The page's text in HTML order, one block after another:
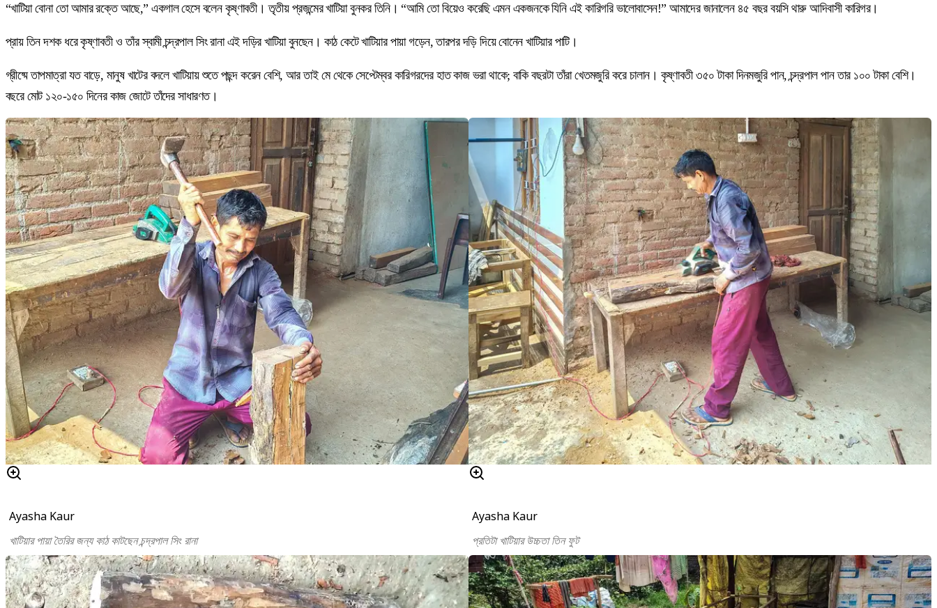
“খাটিয়া বোনা তো আমার রক্তে আছে,” একগাল হেসে বলেন কৃষ্ণাবতী। তৃতীয় প্রজন্মের খাটিয়া বুনকর তিনি। “আমি তো বিয়েও করেছি এমন একজনকে যিনি এই কারিগরি ভালোবাসেন!” আমাদের জানালেন ৪৫ বছর বয়সি থারু আদিবাসী কারিগর।
প্রায় তিন দশক ধরে কৃষ্ণাবতী ও তাঁর স্বামী চন্দ্রপাল সিং রানা এই দড়ির খাটিয়া বুনছেন। কাঠ কেটে খাটিয়ার পায়া গড়েন, তারপর দড়ি দিয়ে বোনেন খাটিয়ার পাটি।
গ্রীষ্মে তাপমাত্রা যত বাড়ে, মানুষ খাটের বদলে খাটিয়ায় শুতে পছন্দ করেন বেশি, আর তাই মে থেকে সেপ্টেম্বর কারিগরদের হাত কাজ ভরা থাকে; বাকি বছরটা তাঁরা খেতমজুরি করে চালান। কৃষ্ণাবতী ৩৫০ টাকা দিনমজুরি পান, চন্দ্রপাল পান তার ১০০ টাকা বেশি।
বছরে মোট ১২০-১৫০ দিনের কাজ জোটে তাঁদের সাধারণত।
Ayasha Kaur
খাটিয়ার পায়া তৈরির জন্য কাঠ কাটছেন চন্দ্রপাল সিং রানা
Ayasha Kaur
প্রতিটা খাটিয়ার উচ্চতা তিন ফুট